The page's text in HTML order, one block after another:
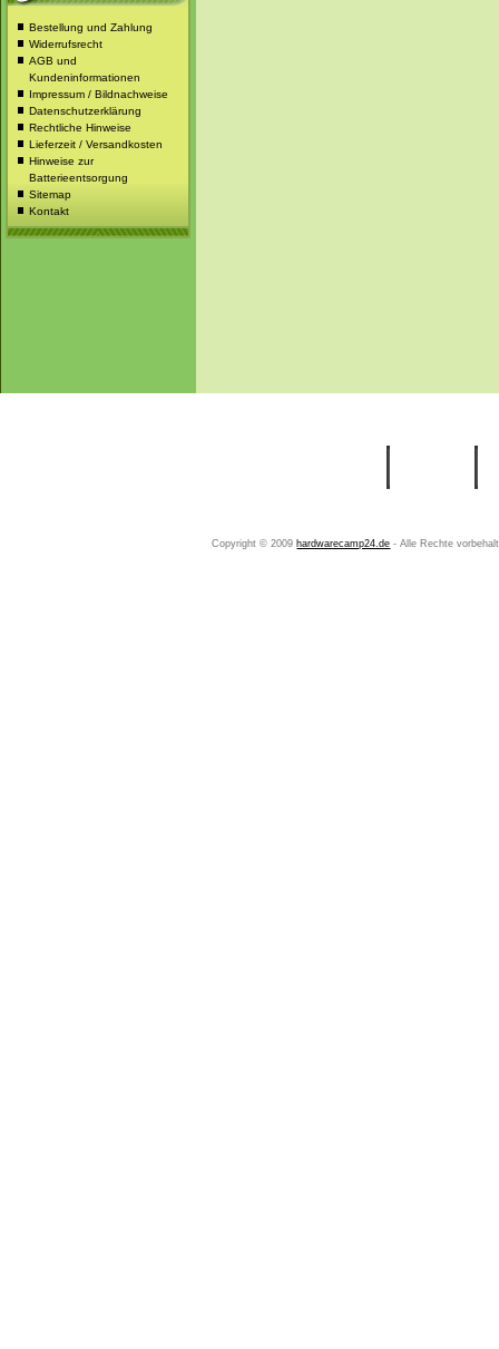
Bestellung und Zahlung
Widerrufsrecht
AGB und
Kundeninformationen
Impressum / Bildnachweise
Datenschutzerklärung
Rechtliche Hinweise
Lieferzeit / Versandkosten
Hinweise zur
Batterieentsorgung
Sitemap
Kontakt
Copyright © 2009 hardwarecamp24.de - Alle Rechte